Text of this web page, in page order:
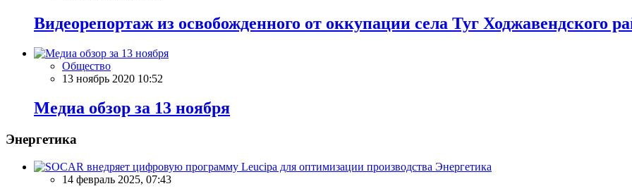
Видеорепортаж из освобожденного от оккупации села Туг Ходжавендского
Общество
13 ноябрь 2020 10:52
Meдиа обзор за 13 ноября
Энергетика
Энергетика
14 февраль 2025, 07:43